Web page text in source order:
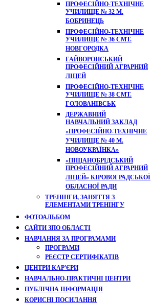
ПРОФЕСІЙНО-ТЕХНІЧНЕ
УЧИЛИЩЕ № 32 М.
БОБРИНЕЦЬ
ПРОФЕСІЙНО-ТЕХНІЧНЕ
УЧИЛИЩЕ № 36 СМТ.
НОВГОРОДКА
ГАЙВОРОНСЬКИЙ
ПРОФЕСІЙНИЙ АГРАРНИЙ
ЛІЦЕЙ
ПРОФЕСІЙНО-ТЕХНІЧНЕ
УЧИЛИЩЕ № 38 СМТ.
ГОЛОВАНІВСЬК
ДЕРЖАВНИЙ
НАВЧАЛЬНИЙ ЗАКЛАД
«ПРОФЕСІЙНО-ТЕХНІЧНЕ
УЧИЛИЩЕ № 40 М.
НОВОУКРАЇНКА»
«ПІЩАНОБРІДСЬКИЙ
ПРОФЕСІЙНИЙ АГРАРНИЙ
ЛІЦЕЙ» КІРОВОГРАДСЬКОЇ
ОБЛАСНОЇ РАДИ
ТРЕНІНГИ, ЗАНЯТТЯ З
ЕЛЕМЕНТАМИ ТРЕНІНГУ
ФОТОАЛЬБОМ
САЙТИ ЗПО ОБЛАСТІ
НАВЧАННЯ ЗА ПРОГРАМАМИ
ПРОГРАМИ
РЕЄСТР СЕРТИФІКАТІВ
ЦЕНТРИ КАР'ЄРИ
НАВЧАЛЬНО-ПРАКТИЧНІ ЦЕНТРИ
ПУБЛІЧНА ІНФОРМАЦІЯ
КОРИСНІ ПОСИЛАННЯ